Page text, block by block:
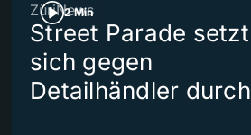
2 Min
ZüriNews
Street Parade setzt
sich gegen
Detailhändler durch